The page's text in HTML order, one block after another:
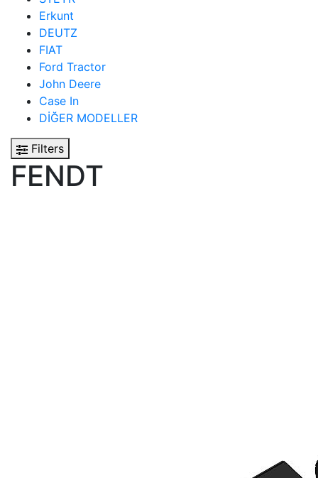
Erkunt
DEUTZ
FIAT
Ford Tractor
John Deere
Case In
DİĞER MODELLER
Filters
FENDT